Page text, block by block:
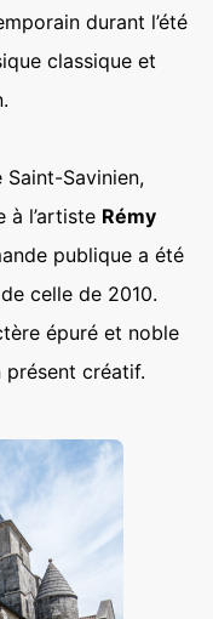
durant l’été
classique et
Saint-Savinien,
à l’artiste Rémy
publique a été
celle de 2010.
épuré et noble
présent créatif.